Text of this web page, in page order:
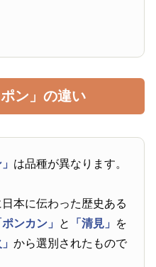
ン」の違い
は品種が異なります。
本に伝わった歴史ある
ポンカン」 と 「清見」 を
」から選別されたもので